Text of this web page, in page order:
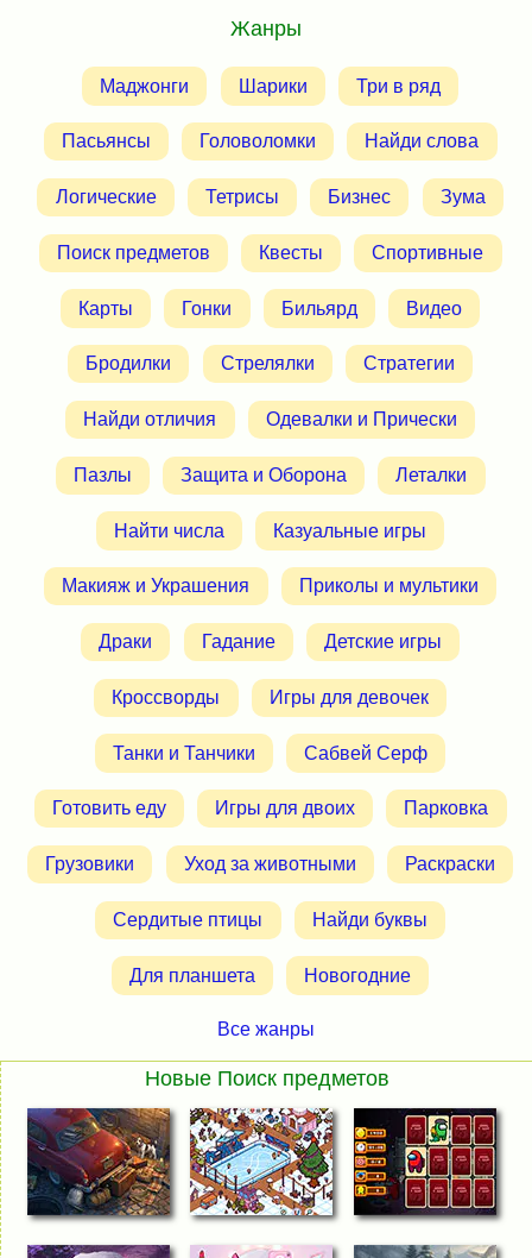
Жанры
Маджонги Шарики Три в ряд
Пасьянсы Головоломки Найди слова
Логические Тетрисы Бизнес Зума
Поиск предметов Квесты Спортивные
Карты Гонки Бильярд Видео
Бродилки Стрелялки Стратегии
Найди отличия Одевалки и Прически
Пазлы Защита и Оборона Леталки
Найти числа Казуальные игры
Макияж и Украшения Приколы и мультики
Драки Гадание Детские игры
Кроссворды Игры для девочек
Танки и Танчики Сабвей Серф
Готовить еду Игры для двоих Парковка
Грузовики Уход за животными Раскраски
Сердитые птицы Найди буквы
Для планшета Новогодние
Все жанры
Новые Поиск предметов